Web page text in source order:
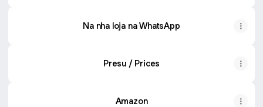
Na nha loja na WhatsApp
Presu / Prices
Amazon